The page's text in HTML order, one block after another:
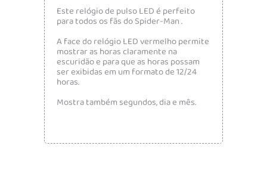
Este relógio de pulso LED é perfeito
para todos os fãs do Spider-Man .
A face do relógio LED vermelho permite
mostrar as horas claramente na
escuridão e para que as horas possam
ser exibidas em um formato de 12/24
horas.
Mostra também segundos, dia e mês.